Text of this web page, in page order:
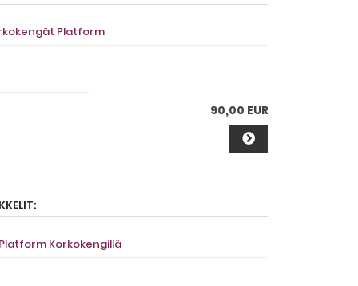
Platform
90,00 EUR
Korkokengillä